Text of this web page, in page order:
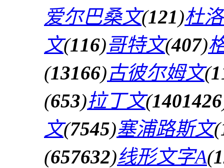
爱尔巴桑文(121)杜
文(116)哥特文(407)
(13166)古彼尔姆文(
(653)拉丁文(1401426
文(7545)塞浦路斯文(
(657632)线形文字A(